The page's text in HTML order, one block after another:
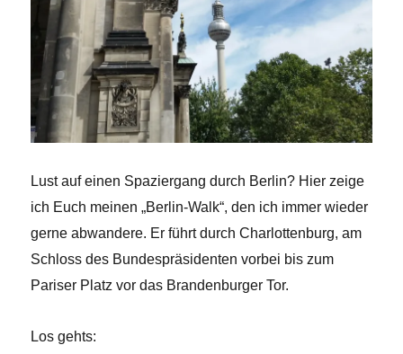
Lust auf einen Spaziergang durch Berlin? Hier zeige
ich Euch meinen „Berlin-Walk“, den ich immer wieder
gerne abwandere. Er führt durch Charlottenburg, am
Schloss des Bundespräsidenten vorbei bis zum
Pariser Platz vor das Brandenburger Tor.
Los gehts: